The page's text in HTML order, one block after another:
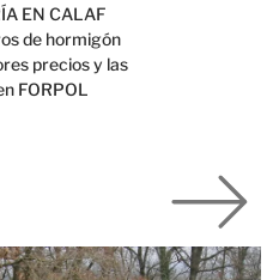
EN CALAF
de hormigón
precios y las
FORPOL